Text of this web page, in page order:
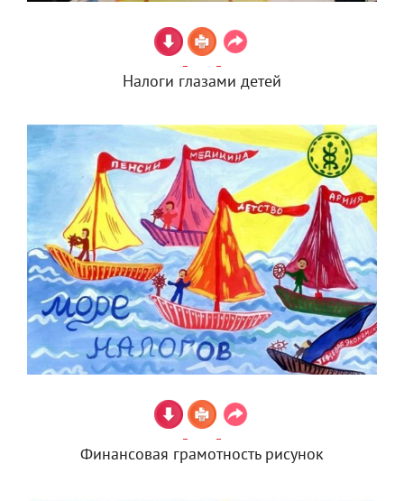
Налоги глазами детей
Финансовая грамотность рисунок